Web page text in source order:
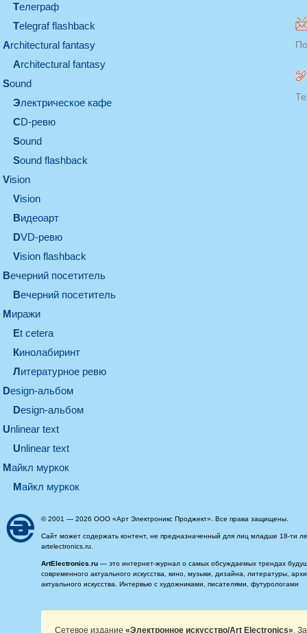
телеграф
Telegraf flashback
architectural fantasy
architectural fantasy
sound
электрическое кафе
CD-ревю
sound
Sound flashback
vision
vision
видеоарт
DVD-ревю
Vision flashback
вечерний посетитель
вечерний посетитель
миражи
et cetera
кинолабиринт
литературное ревю
design-альбом
design-альбом
unlinear text
Unlinear text
майкл муркок
майкл муркок
© 2001 — 2026 ООО «Арт Электроникс Проджект». Все права защищены.
Сайт может содержать контент, не предназначенный для лиц младше 18-ти
artelectronics.ru.
ArtElectronics.ru — это интернет-журнал о самых обсуждаемых трендах
современного актуального искусства, кино, музыки, дизайна, литературы,
актуального искусства. Интервью с художниками, писателями, футурологами
Сетевое издание «Электронное искусство/Art Electronics» .